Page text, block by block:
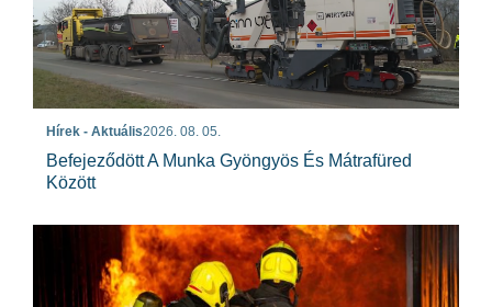
Hírek - Aktuális2026. 08. 05.
Befejeződött A Munka Gyöngyös És Mátrafüred
Között